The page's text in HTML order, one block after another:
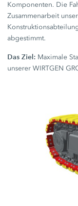
Komponenten. Die
Zusammenarbeit
abgestimmt.
Das Ziel: Maximale
unserer WIRTGEN